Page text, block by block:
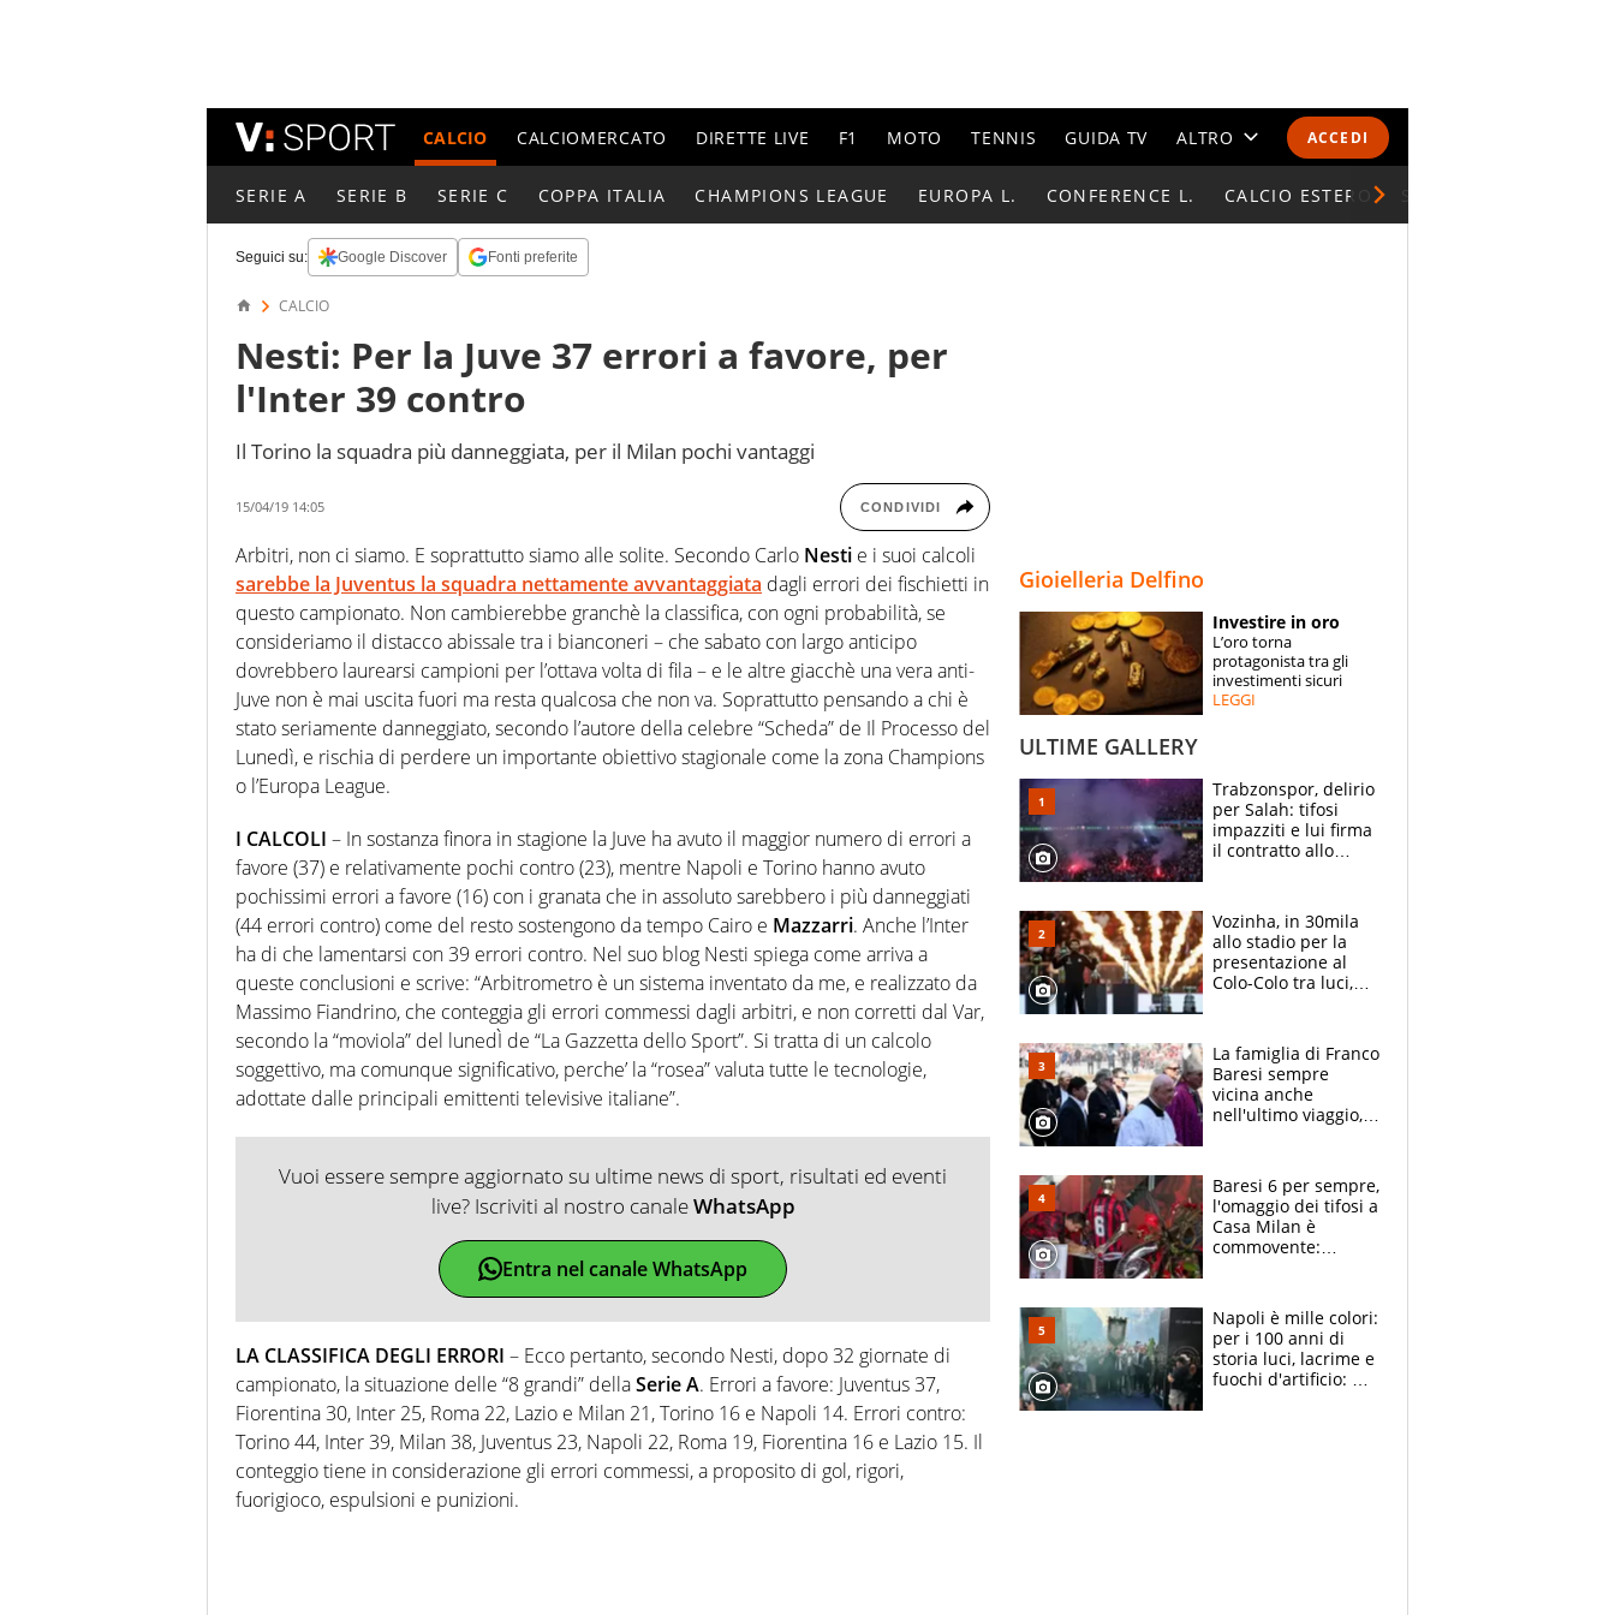
ACCEDI
CALCIO CALCIOMERCATO DIRETTE LIVE F1 MOTO TENNIS GUIDA TV ALTRO
CALENDARI E CLASSIFICHE
ESPERTI
CONTATTI
SERIE A SERIE B SERIE C COPPA ITALIA CHAMPIONS LEAGUE EUROPA L. CONFERENCE L. CALCIO ESTERO
Seguici su: Google Discover Fonti preferite
CALCIO
Nesti: Per la Juve 37 errori a favore, per
l'Inter 39 contro
Il Torino la squadra più danneggiata, per il Milan pochi vantaggi
15/04/19 14:05 CONDIVIDI
Arbitri, non ci siamo. E soprattutto siamo alle solite. Secondo Carlo Nesti e i suoi calcoli
sarebbe la Juventus la squadra nettamente avvantaggiata dagli errori dei fischietti in
questo campionato. Non cambierebbe granchè la classifica, con ogni probabilità, se
consideriamo il distacco abissale tra i bianconeri – che sabato con largo anticipo
dovrebbero laurearsi campioni per l’ottava volta di fila – e le altre giacchè una vera anti-
Juve non è mai uscita fuori ma resta qualcosa che non va. Soprattutto pensando a chi è
stato seriamente danneggiato, secondo l’autore della celebre “Scheda” de Il Processo del
Lunedì, e rischia di perdere un importante obiettivo stagionale come la zona Champions
o l’Europa League.
I CALCOLI – In sostanza finora in stagione la Juve ha avuto il maggior numero di errori a
favore (37) e relativamente pochi contro (23), mentre Napoli e Torino hanno avuto
pochissimi errori a favore (16) con i granata che in assoluto sarebbero i più danneggiati
(44 errori contro) come del resto sostengono da tempo Cairo e Mazzarri. Anche l’Inter
ha di che lamentarsi con 39 errori contro. Nel suo blog Nesti spiega come arriva a
queste conclusioni e scrive: “Arbitrometro è un sistema inventato da me, e realizzato da
Massimo Fiandrino, che conteggia gli errori commessi dagli arbitri, e non corretti dal Var,
secondo la “moviola” del lunedÌ de “La Gazzetta dello Sport”. Si tratta di un calcolo
soggettivo, ma comunque significativo, perche’ la “rosea” valuta tutte le tecnologie,
adottate dalle principali emittenti televisive italiane”.
Vuoi essere sempre aggiornato su ultime news di sport, risultati ed eventi
live? Iscriviti al nostro canaleWhatsApp
Entra nel canale WhatsApp
LA CLASSIFICA DEGLI ERRORI – Ecco pertanto, secondo Nesti, dopo 32 giornate di
campionato, la situazione delle “8 grandi” dellaSerie A. Errori a favore: Juventus 37,
Fiorentina 30, Inter 25, Roma 22, Lazio e Milan 21, Torino 16 e Napoli 14. Errori contro:
Torino 44, Inter 39, Milan 38, Juventus 23, Napoli 22, Roma 19, Fiorentina 16 e Lazio 15. Il
conteggio tiene in considerazione gli errori commessi, a proposito di gol, rigori,
fuorigioco, espulsioni e punizioni.
Gioielleria Delfino
Investire in oro
L’oro torna
protagonista tra gli
investimenti sicuri
LEGGI
ULTIME GALLERY
Trabzonspor, delirio
per Salah: tifosi
impazziti e lui firma
il contratto allo
Vozinha, in 30mila
allo stadio per la
presentazione al
Colo-Colo tra luci,
La famiglia di Franco
Baresi sempre
vicina anche
nell'ultimo viaggio,
circondati
dall'affetto dei tifosi
Baresi 6 per sempre,
l'omaggio dei tifosi a
Casa Milan è
commovente:
bigliettini
Napoli è mille colori:
per i 100 anni di
storia luci, lacrime e
fuochi d'artificio: De